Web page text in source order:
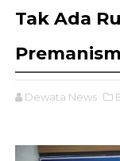
Tak Ada
Dewata News